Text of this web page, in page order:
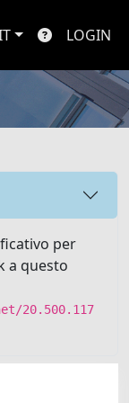
LOGIN
per
a questo
20.500.117